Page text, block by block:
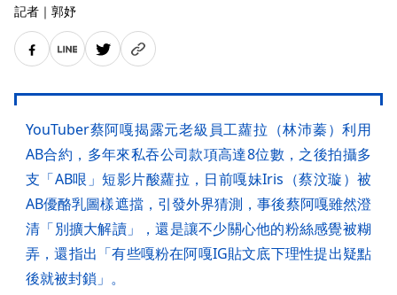
記者 ｜ 郭妤
YouTuber蔡阿嘎揭露元老級員工蘿拉（林沛蓁）利用
AB合約，多年來私吞公司款項高達8位數，之後拍攝多
支「AB哏」短影片酸蘿拉，日前嘎妹Iris（蔡汶璇）被
AB優酪乳圖樣遮擋，引發外界猜測，事後蔡阿嘎雖然澄
清「別擴大解讀」，還是讓不少關心他的粉絲感覺被糊
弄，還指出「有些嘎粉在阿嘎IG貼文底下理性提出疑點
後就被封鎖」。